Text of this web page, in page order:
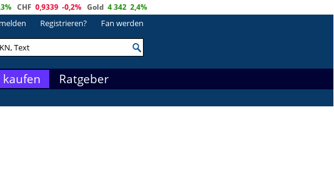
CHF 0,9339 -0,2% Gold 4 342 2,4%
Registrieren? Fan werden
Ratgeber